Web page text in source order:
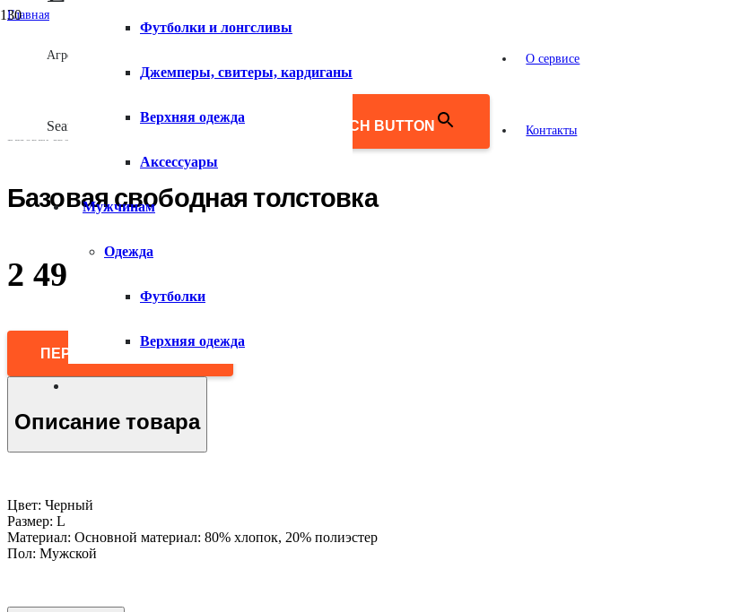
Агрегатор товаров
Search for: SEARCH BUTTON
О сервисе
Контакты
Футболки и лонгсливы
Джемперы, свитеры, кардиганы
Верхняя одежда
Аксессуары
Мужчинам
Одежда
Футболки
Верхняя одежда
Главная
Базовая свободная толстовка
2 490
ПЕРЕЙТИ В МАГАЗИН
Описание товара
Цвет: Черный
Размер: L
Материал: Основной материал: 80% хлопок, 20% полиэстер
Пол: Мужской